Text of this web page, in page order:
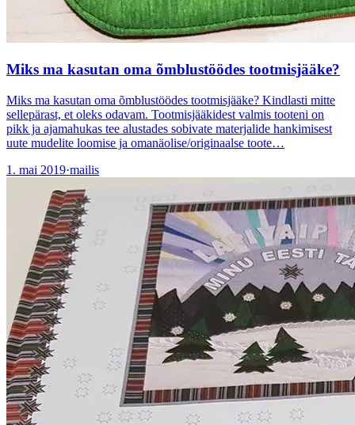
Miks ma kasutan oma õmblustöödes tootmisjääke?
Miks ma kasutan oma õmblustöödes tootmisjääke? Kindlasti mitte
sellepärast, et oleks odavam. Tootmisjääkidest valmis tooteni on
pikk ja ajamahukas tee alustades sobivate materjalide hankimisest
uute mudelite loomise ja omanäolise/originaalse toote…
1. mai 2019·mailis